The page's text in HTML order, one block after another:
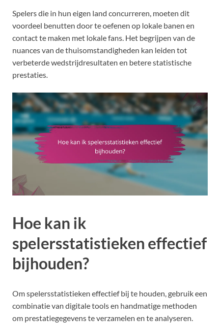
Spelers die in hun eigen land concurreren, moeten dit
voordeel benutten door te oefenen op lokale banen en
contact te maken met lokale fans. Het begrijpen van de
nuances van de thuisomstandigheden kan leiden tot
verbeterde wedstrijdresultaten en betere statistische
prestaties.
Hoe kan ik
spelersstatistieken effectief
bijhouden?
Om spelersstatistieken effectief bij te houden, gebruik een
combinatie van digitale tools en handmatige methoden
om prestatiegegevens te verzamelen en te analyseren.